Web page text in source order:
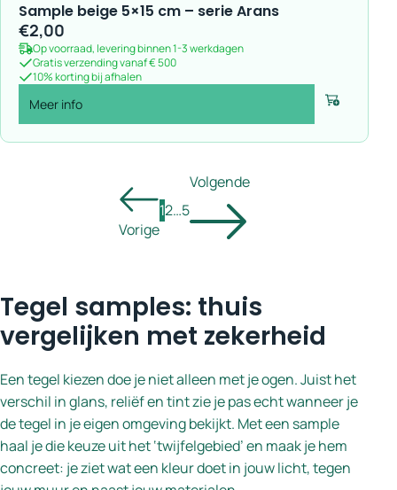
Sample beige 5×15 cm – serie Arans
€2,00
Op voorraad, levering binnen 1-3 werkdagen
Gratis verzending vanaf € 500
10% korting bij afhalen
Meer info Voeg toe
Vorige
12…5
Volgende
Tegel samples: thuis
vergelijken met zekerheid
Een tegel kiezen doe je niet alleen met je ogen. Juist het
verschil in glans, reliëf en tint zie je pas echt wanneer je
de tegel in je eigen omgeving bekijkt. Met een sample
haal je die keuze uit het ‘twijfelgebied’ en maak je hem
concreet: je ziet wat een kleur doet in jouw licht, tegen